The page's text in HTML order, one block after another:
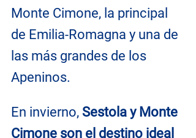
Monte Cimone, la principal
de Emilia-Romagna y una de
las más grandes de los
Apeninos.
En invierno, Sestola y Monte
Cimone son el destino ideal